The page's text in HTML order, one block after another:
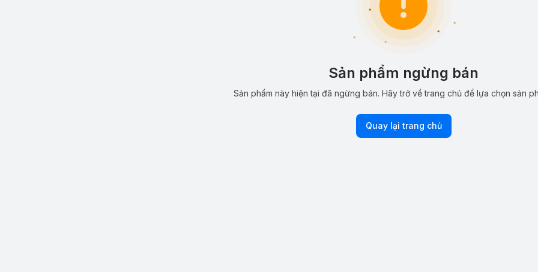
Sản phẩm ngừng bán
Sản phẩm này hiện tại đã ngừng bán. Hãy trở về trang chủ để lựa chọn sản
Quay lại trang chủ